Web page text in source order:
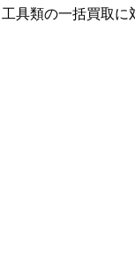
具類の一括買取に